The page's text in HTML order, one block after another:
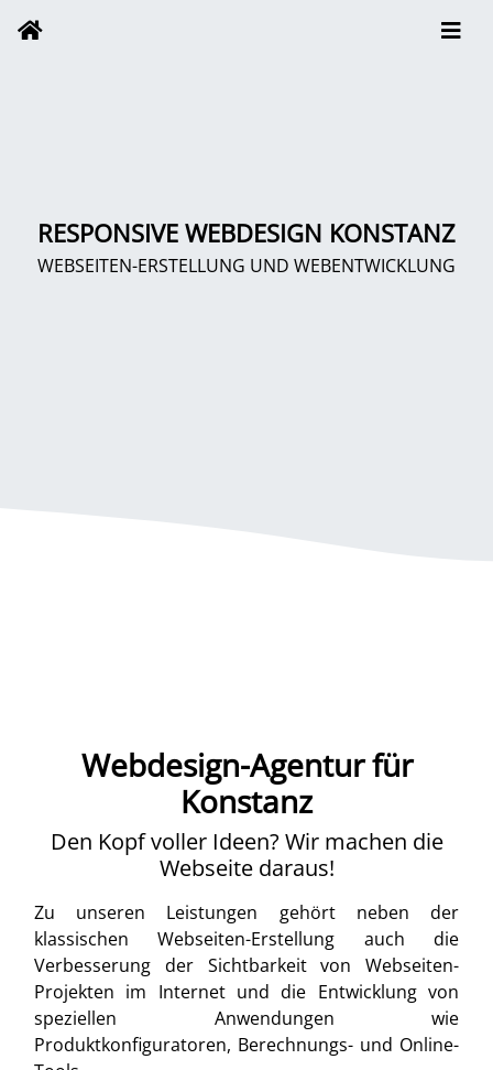
RESPONSIVE WEBDESIGN KONSTANZ
WEBSEITEN-ERSTELLUNG UND WEBENTWICKLUNG
Webdesign-Agentur für
Konstanz
Den Kopf voller Ideen? Wir machen die
Webseite daraus!
Zu unseren Leistungen gehört neben der
klassischen Webseiten-Erstellung auch die
Verbesserung der Sichtbarkeit von Webseiten-
Projekten im Internet und die Entwicklung von
speziellen Anwendungen wie
Produktkonfiguratoren, Berechnungs- und Online-